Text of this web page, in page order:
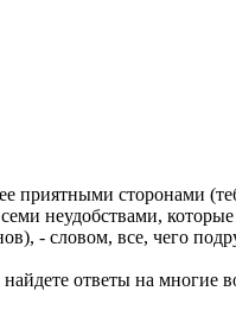
сторонами (тебе
неудобствами,
- словом, все, чего
ответы на многие